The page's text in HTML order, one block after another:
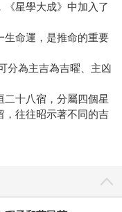
星學大成》中加入了
生命運，是推命的重要
分為主吉為吉曜、主凶
二十八宿，分屬四個星
，往往昭示著不同的吉